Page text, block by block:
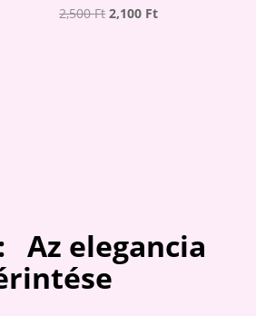
2,500Ft Original
2,100 FtCurrent
Az elegancia